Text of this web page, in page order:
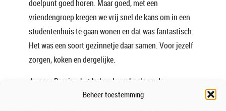
Beheer toestemming
doelpunt goed horen. Maar goed, met een
vriendengroep kregen we vrij snel de kans om in een
studentenhuis te gaan wonen en dat was fantastisch.
Het was een soort gezinnetje daar samen. Voor jezelf
zorgen, koken en dergelijke.
Jeroen: Precies, het bekende verhaal van de
studenten. Je noemde al even die meneer bij de KAS